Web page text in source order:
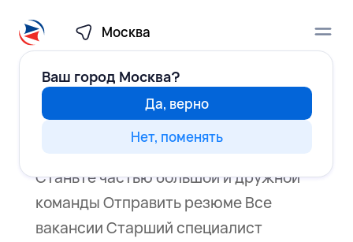
Москва
Ваш город Москва?
Да, верно
Нет, поменять
Медиа
Как стать клиентом
Старший специалист складской логистики
Фев 5, 2025|Иркутск
Станьте частью большой и дружной
команды Отправить резюме Все
вакансии Старший специалист